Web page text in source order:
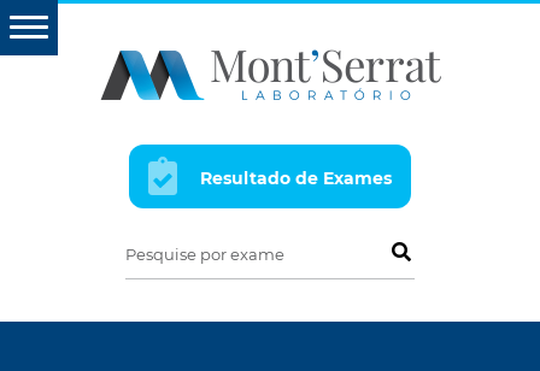
Resultado de Exames
Pesquise por exame